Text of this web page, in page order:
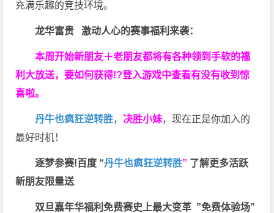
充满乐趣的竞技环境。
龙华富贵 激动人心的赛事福利来袭：
本周开始新朋友＋老朋友都将有各种领到手软的福
利大放送，要如何获得!?登入游戏中查看有没有收到惊
喜啦。
丹牛也疯狂逆转胜， 决胜小妹，现在正是你加入的
最好时机！
逐梦参赛!百度 “丹牛也疯狂逆转胜” 了解更多活跃
新朋友限量送
双旦嘉年华福利免费赛史上最大变革 ”免费体验场”